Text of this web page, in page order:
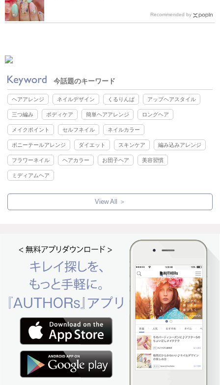
Recommended by
今話題のキーワード
ヘアアレンジ ネイルデザイン くるりんぱ アップヘアスタイル
三つ編み ボディケア 簡単ヘアアレンジ ロングヘア
メイクポイント セルフネイル ネイルカラー
ポニーテールアレンジ ダイエット スキンケア 編み込みアレンジ
フラワーネイル ヘアカラー お団子ヘア 美容習慣
ミディアムヘア
View All ＞